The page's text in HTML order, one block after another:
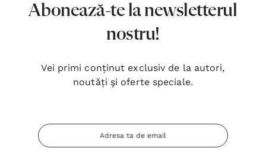
Abonează-te la newsletterul
nostru!
Vei primi conținut exclusiv de la autori,
noutăți şi oferte speciale.
Adresa
Email